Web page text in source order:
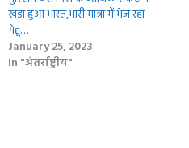
खड़ा हुआ भारत,भारी मात्रा में भेज रहा
गेहूं…
January 25, 2023
In "अंतर्राष्ट्रीय"